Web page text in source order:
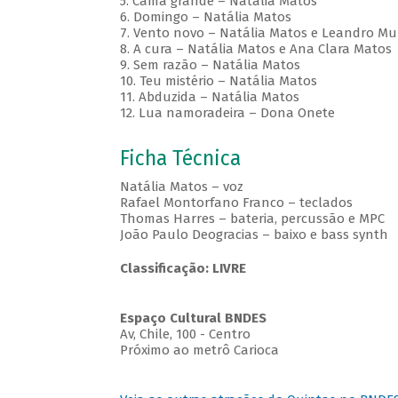
6. Domingo – Natália Matos
7. Vento novo – Natália Matos e Leandro
8. A cura – Natália Matos e Ana Clara Matos
9. Sem razão – Natália Matos
10. Teu mistério – Natália Matos
11. Abduzida – Natália Matos
12. Lua namoradeira – Dona Onete
Ficha Técnica
Natália Matos – voz
Rafael Montorfano Franco – teclados
Thomas Harres – bateria, percussão e MPC
João Paulo Deogracias – baixo e bass synth
Classificação: LIVRE
Espaço Cultural BNDES
Av, Chile, 100 - Centro
Próximo ao metrô Carioca